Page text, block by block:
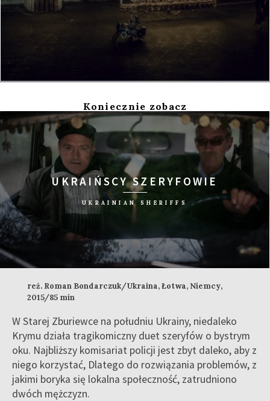
Koniecznie zobacz
UKRAIŃSCY SZERYFOWIE
UKRAINIAN SHERIFFS
reż. Roman Bondarczuk/Ukraina, Łotwa, Niemcy,
2015/85 min
W Starej Zburiewce na południu Ukrainy, niedaleko
Krymu działa tragikomiczny duet szeryfów o bystrym
oku. Najbliższy komisariat policji jest zbyt daleko, aby z
niego korzystać, Dlatego do rozwiązania problemów, z
jakimi boryka się lokalna społeczność, zatrudniono
dwóch mężczyzn.